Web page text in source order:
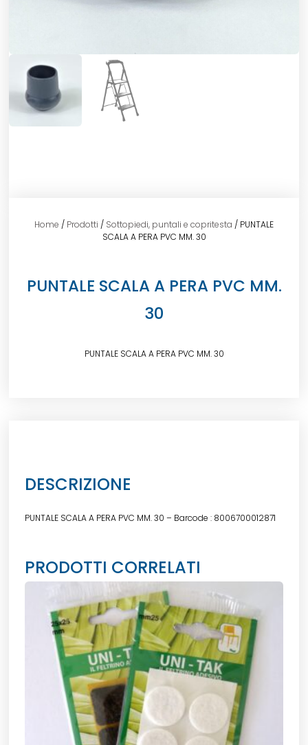
Home / Prodotti / Sottopiedi, puntali e copritesta / PUNTALE
SCALA A PERA PVC MM. 30
PUNTALE SCALA A PERA PVC MM.
30
PUNTALE SCALA A PERA PVC MM. 30
DESCRIZIONE
PUNTALE SCALA A PERA PVC MM. 30 – Barcode : 8006700012871
PRODOTTI CORRELATI